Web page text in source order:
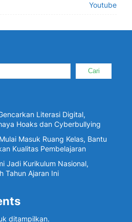
Youtube
Cari
Literasi Digital,
Hoaks dan Cyberbullying
Masuk Ruang Kelas, Bantu
Kualitas Pembelajaran
Jadi Kurikulum Nasional,
Tahun Ajaran Ini
ditampilkan.